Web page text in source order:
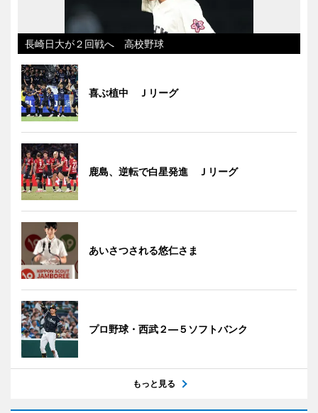
長崎日大が２回戦へ 高校野球
喜ぶ植中 Ｊリーグ
鹿島、逆転で白星発進 Ｊリーグ
あいさつされる悠仁さま
プロ野球・西武２―５ソフトバンク
もっと見る